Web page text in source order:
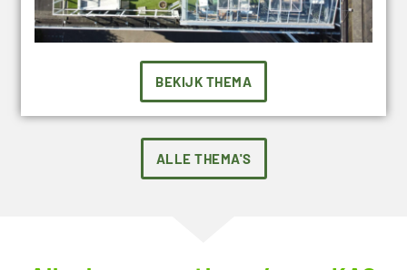
BEKIJK THEMA
ALLE THEMA'S